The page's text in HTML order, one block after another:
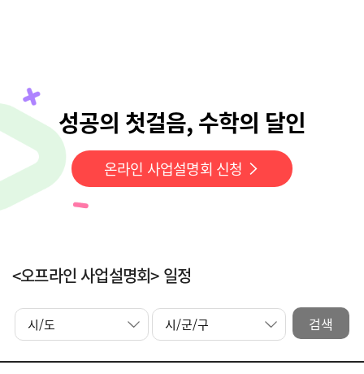
성공의 첫걸음, 수학의 달인
온라인 사업설명회 신청
<오프라인 사업설명회> 일정
검색